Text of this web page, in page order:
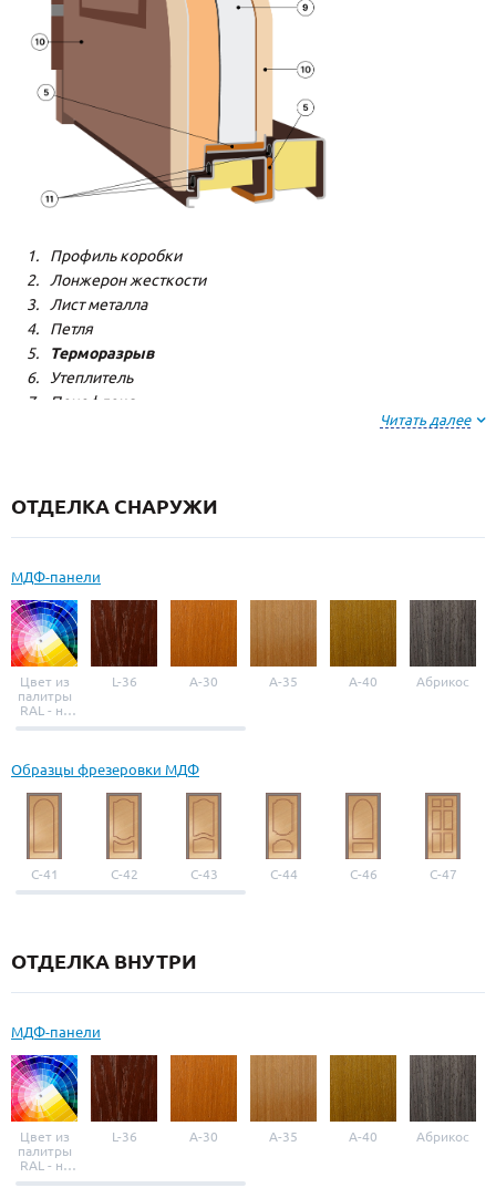
Профиль коробки
Лонжерон жесткости
Лист металла
Петля
Терморазрыв
Утеплитель
Пенофлекс
Резиновый уплотнитель
Читать далее
ОТДЕЛКА СНАРУЖИ
МДФ-панели
Цвет из
палитры
RAL - на
выбор
L-36 A-30 A-35 A-40 Абрикос
Образцы фрезеровки МДФ
С-41 С-42 С-43 С-44 С-46 С-47
ОТДЕЛКА ВНУТРИ
МДФ-панели
Цвет из
палитры
RAL - на
выбор
L-36 A-30 A-35 A-40 Абрикос